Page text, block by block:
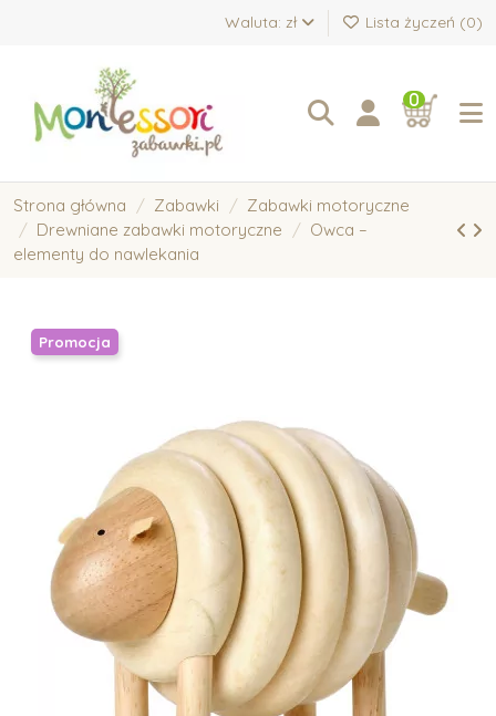
Waluta: zł Lista życzeń (0)
0
Strona główna Zabawki
Zabawki motoryczne
Drewniane zabawki motoryczne
Owca –
elementy do nawlekania
Promocja